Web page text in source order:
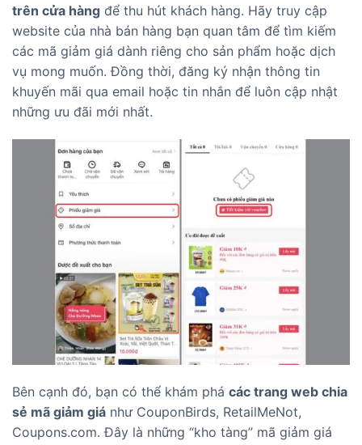
trên cửa hàng để thu hút khách hàng. Hãy truy cập
website của nhà bán hàng bạn quan tâm để tìm kiếm
các mã giảm giá dành riêng cho sản phẩm hoặc dịch
vụ mong muốn. Đồng thời, đăng ký nhận thông tin
khuyến mãi qua email hoặc tin nhắn để luôn cập nhật
những ưu đãi mới nhất.
Bên cạnh đó, bạn có thể khám phá các trang web chia
sẻ mã giảm giá như CouponBirds, RetailMeNot,
Coupons.com. Đây là những “kho tàng” mã giảm giá